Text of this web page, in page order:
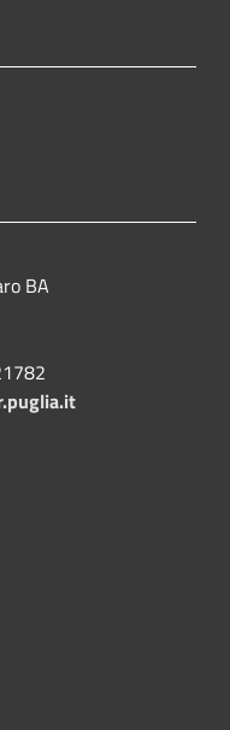
BA